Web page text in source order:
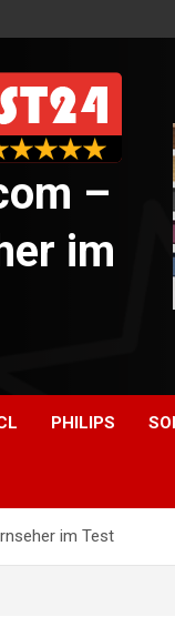
–
im
PHILIPS
im Test